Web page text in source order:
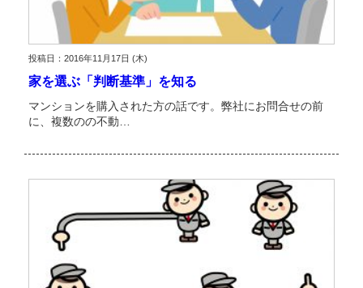
投稿日：2016年11月17日 (木)
家を選ぶ「判断基準」を知る
マンションを購入された方の話です。弊社にお問合せの前
に、複数のの不動…